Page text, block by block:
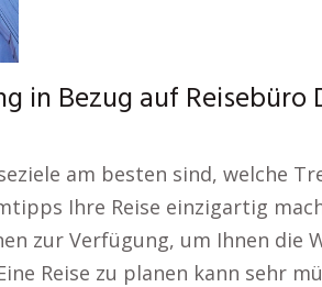
in Bezug auf Reisebüro
am besten sind, welche
Ihre Reise einzigartig
zur Verfügung, um Ihnen die
Reise zu planen kann sehr